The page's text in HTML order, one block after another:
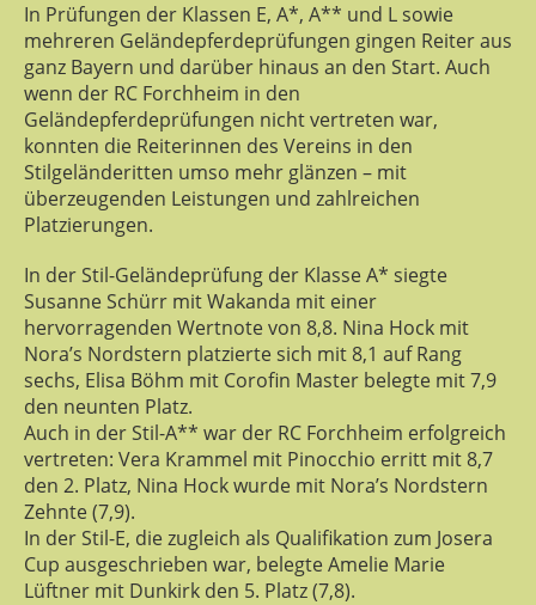
In Prüfungen der Klassen E, A*, A** und L sowie
mehreren Geländepferdeprüfungen gingen Reiter aus
ganz Bayern und darüber hinaus an den Start. Auch
wenn der RC Forchheim in den
Geländepferdeprüfungen nicht vertreten war,
konnten die Reiterinnen des Vereins in den
Stilgeländeritten umso mehr glänzen – mit
überzeugenden Leistungen und zahlreichen
Platzierungen.
In der Stil-Geländeprüfung der Klasse A* siegte
Susanne Schürr mit Wakanda mit einer
hervorragenden Wertnote von 8,8. Nina Hock mit
Nora’s Nordstern platzierte sich mit 8,1 auf Rang
sechs, Elisa Böhm mit Corofin Master belegte mit 7,9
den neunten Platz.
Auch in der Stil-A** war der RC Forchheim erfolgreich
vertreten: Vera Krammel mit Pinocchio erritt mit 8,7
den 2. Platz, Nina Hock wurde mit Nora’s Nordstern
Zehnte (7,9).
In der Stil-E, die zugleich als Qualifikation zum Josera
Cup ausgeschrieben war, belegte Amelie Marie
Lüftner mit Dunkirk den 5. Platz (7,8).